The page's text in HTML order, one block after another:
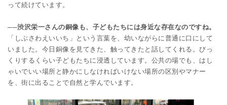
って続けています。
──渋沢栄一さんの銅像も、子どもたちには身近な存在なのですね。
「しぶさわえいいち」という言葉を、幼いながらに普通に口にして
いました。今日銅像を見てきた、触ってきたと話してくれる。びっ
くりするくらい子どもたちに浸透しています。公共の場でも、はし
ゃいでいい場所と静かにしなければいけない場所の区別やマナー
を、街に出ることで自然と学んでいます。